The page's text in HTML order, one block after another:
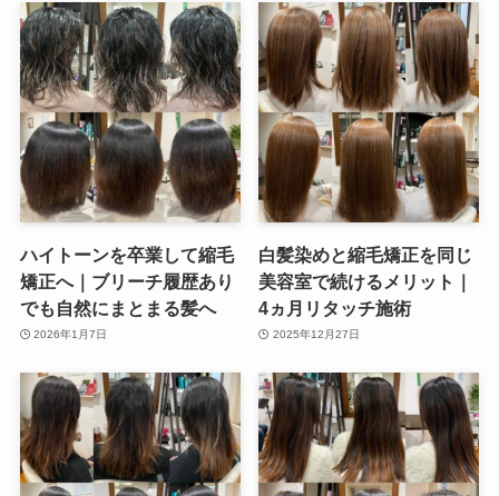
ハイトーンを卒業して縮毛
矯正へ｜ブリーチ履歴あり
でも自然にまとまる髪へ
2026年1月7日
白髪染めと縮毛矯正を同じ
美容室で続けるメリット｜
4ヵ月リタッチ施術
2025年12月27日